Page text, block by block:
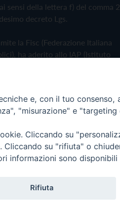
sensi della lettera f) del comma 2
decreto Lgs.
la Fisc (Federazione Italiana
ha aderito allo IAP (Istituto
Cookie Policye, con il tuo consenso,
"misurazione" e
Cliccando su
su "rifiuta" o
informazioni sono disponibili
Rifiuta